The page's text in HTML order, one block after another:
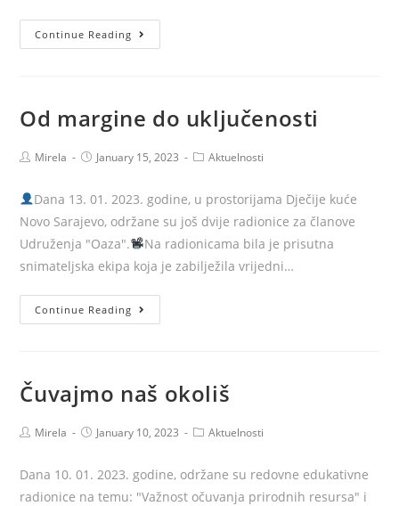
se
i
Continue Reading
naš
Od margine do uključenosti
PostMirela
PostJanuary 15, 2023
PostAktuelnosti
Dana 13. 01. 2023. godine, u prostorijama Dječije kuće
Novo Sarajevo, održane su još dvije radionice za članove
Udruženja "Oaza".
Na radionicama bila je prisutna
snimateljska ekipa koja je zabilježila vrijedni…
Continue Reading
margine
Čuvajmo naš okoliš
PostMirela
PostJanuary 10, 2023
PostAktuelnosti
Dana 10. 01. 2023. godine, održane su redovne edukativne
radionice na temu: "Važnost očuvanja prirodnih resursa" i